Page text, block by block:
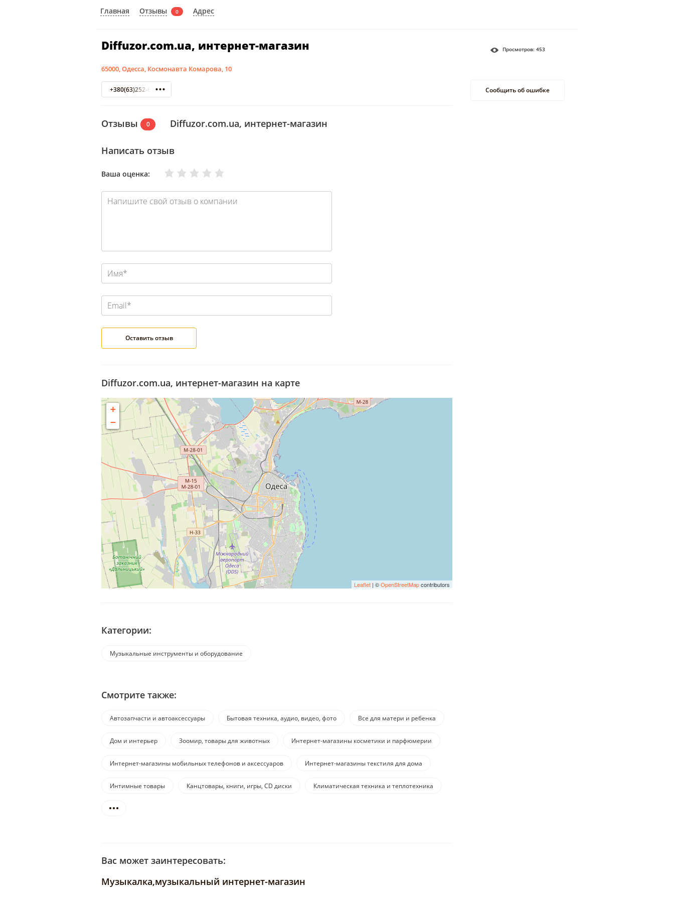
Главная Отзывы 0 Адрес
Diffuzor.com.ua, интернет-магазин
65000, Одесса, Космонавта Комарова, 10
+380(63)252-65-55
Отзывы 0 Diffuzor.com.ua, интернет-магазин
Написать отзыв
Ваша оценка: Отлично
Хорошо
Нормально
Плохо
Очень плохо
Diffuzor.com.ua, интернет-магазин на карте
+
−
Leaflet | ©OpenStreetMapcontributors
Категории:
Музыкальные инструменты и оборудование
Смотрите также:
Автозапчасти и автоаксессуары Бытовая техника, аудио, видео, фото Все для матери и ребенка
Дом и интерьер Зоомир, товары для животных Интернет-магазины косметики и парфюмерии
Интернет-магазины мобильных телефонов и аксессуаров Интернет-магазины текстиля для дома
Интимные товары Канцтовары, книги, игры, CD диски Климатическая техника и теплотехника
Вас может заинтересовать:
Музыкалка,музыкальный интернет-магазин
Просмотров: 453
Сообщить об ошибке